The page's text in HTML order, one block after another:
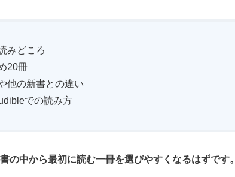
みどころ
20冊
他の新書との違い
での読み方
の中から最初に読む一冊を選びやすくなるはずです。